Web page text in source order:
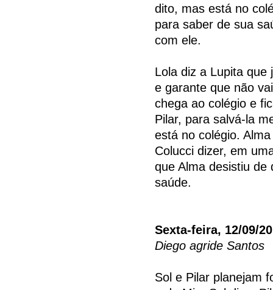
dito, mas está no
para saber de sua
com ele.
Lola diz a Lupita
e garante que não
chega ao colégio e
Pilar, para salvá-la
está no colégio.
Colucci dizer, em
que Alma desistiu de
saúde.
Sexta-feira, 12/09/
Diego agride Santos
Sol e Pilar planejam